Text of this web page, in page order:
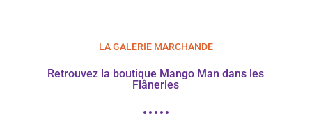
LA GALERIE MARCHANDE
Retrouvez la boutique Mango Man dans les
Flâneries